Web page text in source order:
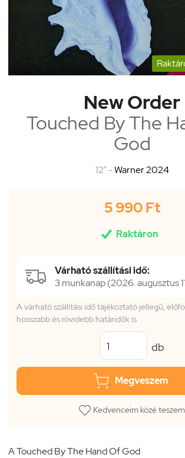
New Order
Touched By The
God
12" -Warner 2024
5 990 Ft
 Raktáron
Várható szállítási idő:
3 munkanap (2026. augusztus
A várható szállítási idő tájékoztató jellegű,
hosszabb és rövidebb határidők is
db
Megveszem
Kedvenceim közé teszem
A Touched By The Hand Of God